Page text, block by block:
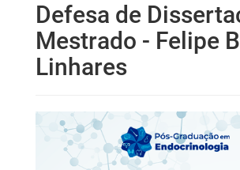
Defesa de
Mestrado - Felipe
Linhares